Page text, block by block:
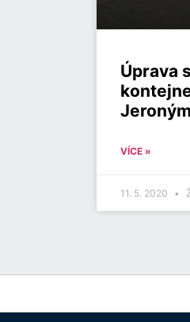
Úprava
VÍCE »
11. 5. 2020